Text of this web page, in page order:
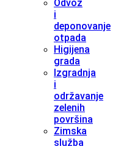
Odvoz
i
deponovanje
otpada
Higijena
grada
Izgradnja
i
održavanje
zelenih
površina
Zimska
služba